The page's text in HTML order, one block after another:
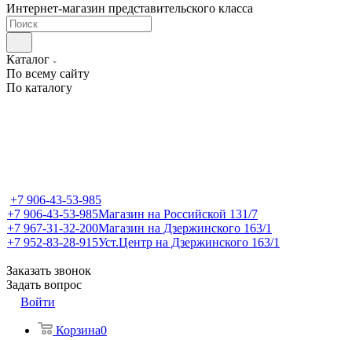
Интернет-магазин представительского класса
Каталог
По всему сайту
По каталогу
+7 906-43-53-985
+7 906-43-53-985Магазин на Российской 131/7
+7 967-31-32-200Магазин на Дзержинского 163/1
+7 952-83-28-915Уст.Центр на Дзержинского 163/1
Заказать звонок
Задать вопрос
Войти
Корзина0